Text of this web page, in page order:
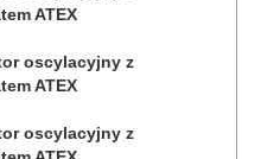
ATEX
oscylacyjny z
ATEX
oscylacyjny z